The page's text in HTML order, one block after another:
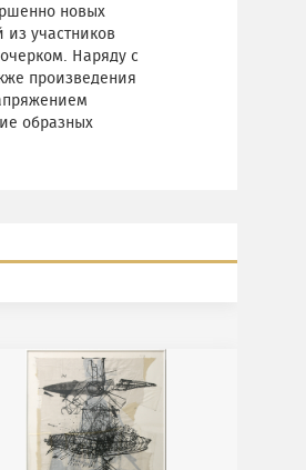
новых
участников
Наряду с
произведения
образных